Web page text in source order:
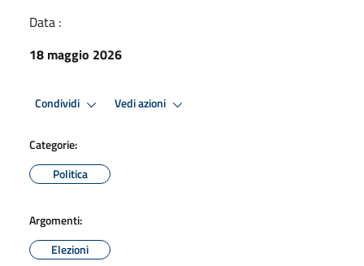
Data :
18 maggio 2026
Condividi Vedi azioni
Categorie:
Politica
Argomenti:
Elezioni